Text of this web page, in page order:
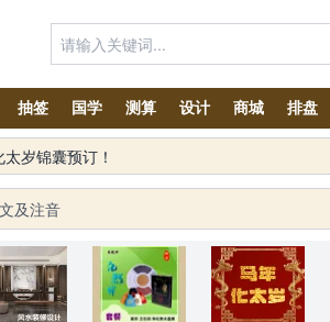
抽签 国学 测算 设计 商城 排盘
岁锦囊预订！
及注音